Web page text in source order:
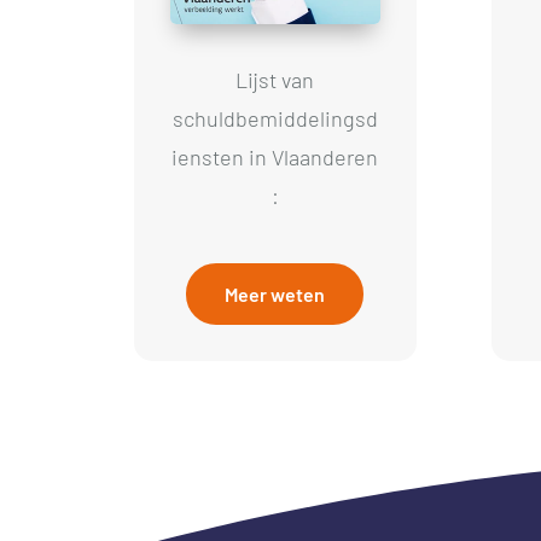
Lijst van
schuldbemiddelingsd
iensten in Vlaanderen
:
Meer weten